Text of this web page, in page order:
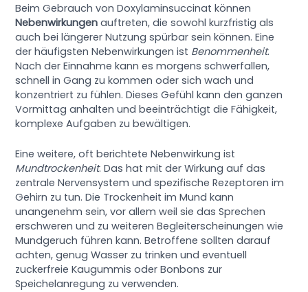
Beim Gebrauch von Doxylaminsuccinat können
Nebenwirkungen auftreten, die sowohl kurzfristig als
auch bei längerer Nutzung spürbar sein können. Eine
der häufigsten Nebenwirkungen ist Benommenheit.
Nach der Einnahme kann es morgens schwerfallen,
schnell in Gang zu kommen oder sich wach und
konzentriert zu fühlen. Dieses Gefühl kann den ganzen
Vormittag anhalten und beeinträchtigt die Fähigkeit,
komplexe Aufgaben zu bewältigen.
Eine weitere, oft berichtete Nebenwirkung ist
Mundtrockenheit. Das hat mit der Wirkung auf das
zentrale Nervensystem und spezifische Rezeptoren im
Gehirn zu tun. Die Trockenheit im Mund kann
unangenehm sein, vor allem weil sie das Sprechen
erschweren und zu weiteren Begleiterscheinungen wie
Mundgeruch führen kann. Betroffene sollten darauf
achten, genug Wasser zu trinken und eventuell
zuckerfreie Kaugummis oder Bonbons zur
Speichelanregung zu verwenden.